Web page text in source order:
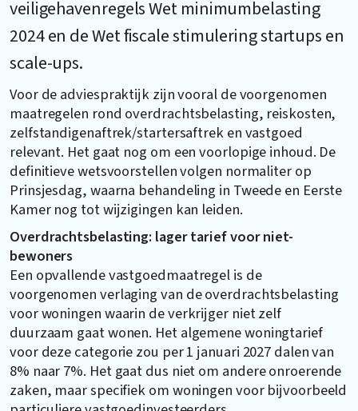
veiligehavenregels Wet minimumbelasting
2024 en de Wet fiscale stimulering startups en
scale-ups.
Voor de adviespraktijk zijn vooral de voorgenomen
maatregelen rond overdrachtsbelasting, reiskosten,
zelfstandigenaftrek/startersaftrek en vastgoed
relevant. Het gaat nog om een voorlopige inhoud. De
definitieve wetsvoorstellen volgen normaliter op
Prinsjesdag, waarna behandeling in Tweede en Eerste
Kamer nog tot wijzigingen kan leiden.
Overdrachtsbelasting: lager tarief voor niet-
bewoners
Een opvallende vastgoedmaatregel is de
voorgenomen verlaging van de overdrachtsbelasting
voor woningen waarin de verkrijger niet zelf
duurzaam gaat wonen. Het algemene woningtarief
voor deze categorie zou per 1 januari 2027 dalen van
8% naar 7%. Het gaat dus niet om andere onroerende
zaken, maar specifiek om woningen voor bijvoorbeeld